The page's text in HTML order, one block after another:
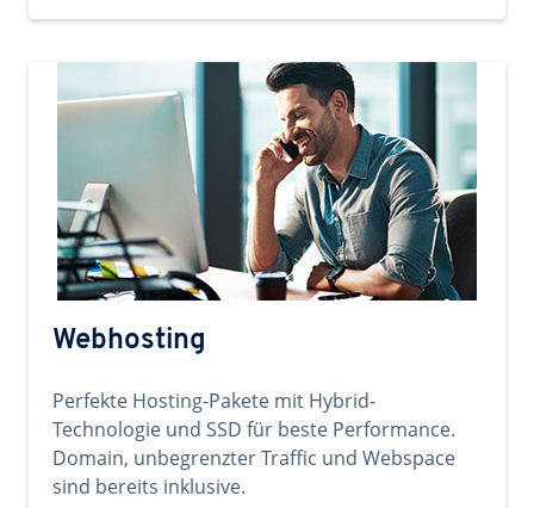
Webhosting
Perfekte Hosting-Pakete mit Hybrid-
Technologie und SSD für beste Performance.
Domain, unbegrenzter Traffic und Webspace
sind bereits inklusive.